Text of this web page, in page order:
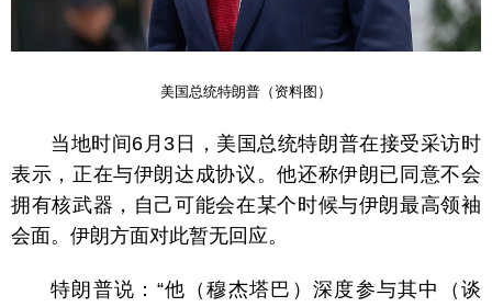
美国总统特朗普（资料图）
当地时间6月3日，美国总统特朗普在接受采访时
表示，正在与伊朗达成协议。他还称伊朗已同意不会
拥有核武器，自己可能会在某个时候与伊朗最高领袖
会面。伊朗方面对此暂无回应。
特朗普说：“他（穆杰塔巴）深度参与其中（谈